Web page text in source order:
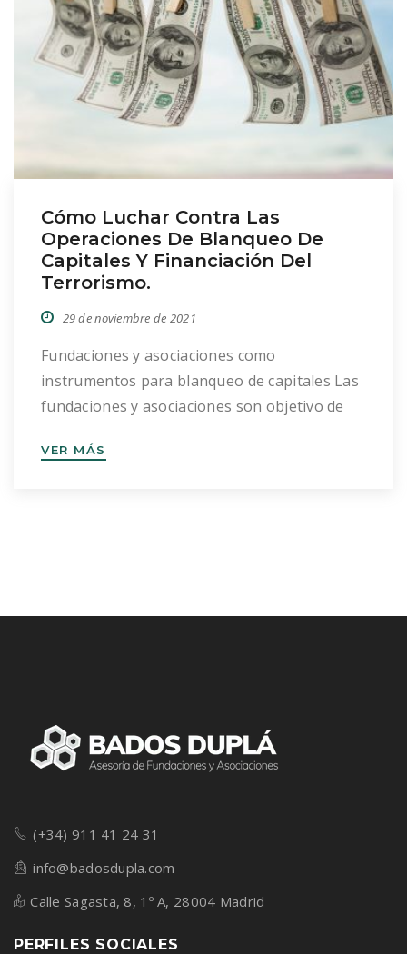
Cómo Luchar Contra Las
Operaciones De Blanqueo De
Capitales Y Financiación Del
Terrorismo.
29 de noviembre de 2021
Fundaciones y asociaciones como
instrumentos para blanqueo de capitales Las
fundaciones y asociaciones son objetivo de
motivos: Pueden tener presencia y actividad
VER MÁS
(+34) 911 41 24 31
info@badosdupla.com
Calle Sagasta, 8, 1º A, 28004 Madrid
PERFILES SOCIALES